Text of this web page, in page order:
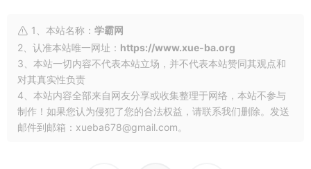
1、本站名称： 学霸网
2、认准本站唯一网址： https://www.xue-ba.org
3、本站一切内容不代表本站立场，并不代表本站赞同其观点和
对其真实性负责
4、本站内容全部来自网友分享或收集整理于网络，本站不参与
制作！如果您认为侵犯了您的合法权益，请联系我们删除。发送
邮件到邮箱：xueba678@gmail.com。